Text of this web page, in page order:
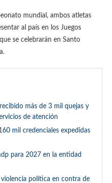
mundial, ambos atletas
al país en los Juegos
se celebrarán en Santo
más de 3 mil quejas y
de atención
mil credenciales expedidas
para 2027 en la entidad
política en contra de